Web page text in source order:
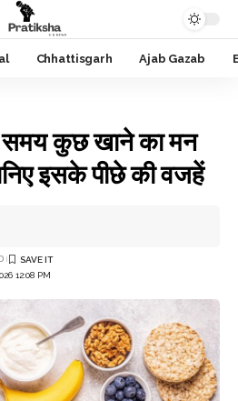
Chhattisgarh Ajab Gazab
कुछ खाने का मन
इसके पीछे की वजहें
12:08 PM